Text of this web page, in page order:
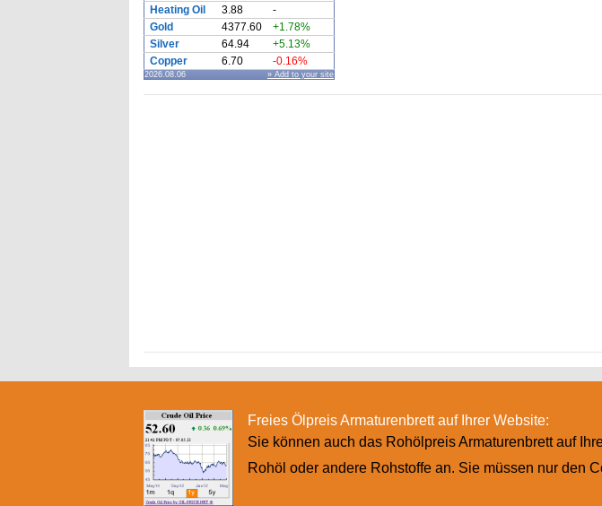
Heating Oil
3.88
-
Gold
4377.60
+1.78%
Silver
64.94
+5.13%
Copper
6.70 -0.16%
2026.08.06 » Add to your site
Freies Ölpreis Armaturenbrett auf Ihrer Website:
Sie können auch das Rohölpreis Armaturenbrett auf
Rohöl oder andere Rohstoffe an. Sie müssen nur den